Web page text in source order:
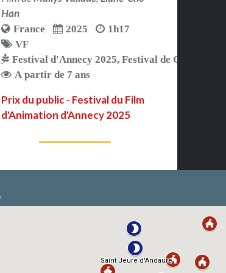
Han
France 2025
1h17
VF
Festival d'Annecy 2025,Festival de Cannes 2025
A partir de 7 ans
Prix du public - Festival du Film
d'Animation d'Annecy 2025